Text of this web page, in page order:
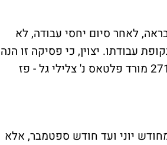
לאחר סיום יחסי עבודה, לא
עבודתו. יצוין, כי פסיקה זו הנה
של בית הדין האזורי והיא פסיקה מנחה שאינה מחייבת [תעא 2717/08 מורד פלטאס נ' צלילי גל - פז
יוני ועד חודש ספטמבר, אלא